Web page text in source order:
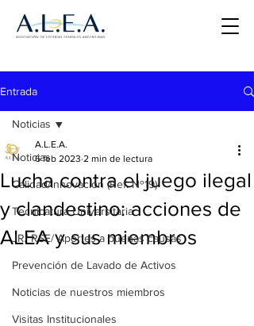
Entrada
Noticias
Calidad/Innovación (Ref. Nº19)
Tecnicatura Universitaria
JR/ RSE/ Aportes a buenas causas
Prevención de Lavado de Activos
Noticias de nuestros miembros
Visitas Institucionales
Noticias
Lucha contra el juego ilegal
y clandestino: acciones de
ALEA y sus miembros
A.L.E.A.
6 feb 2023 2 min de lectura